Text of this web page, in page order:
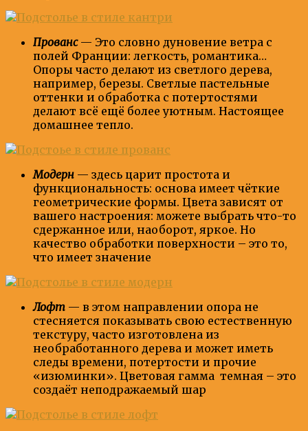
Прованс— Это словно дуновение ветра с
полей Франции: легкость, романтика…
Опоры часто делают из светлого дерева,
например, березы. Светлые пастельные
оттенки и обработка с потертостями
делают всё ещё более уютным. Настоящее
домашнее тепло.
Модерн — здесь царит простота и
функциональность: основа имеет чёткие
геометрические формы. Цвета зависят от
вашего настроения: можете выбрать что-то
сдержанное или, наоборот, яркое. Но
качество обработки поверхности – это то,
что имеет значение
Лофт — в этом направлении опора не
стесняется показывать свою естественную
текстуру, часто изготовлена из
необработанного дерева и может иметь
следы времени, потертости и прочие
«изюминки». Цветовая гамма темная – это
создаёт неподражаемый шар